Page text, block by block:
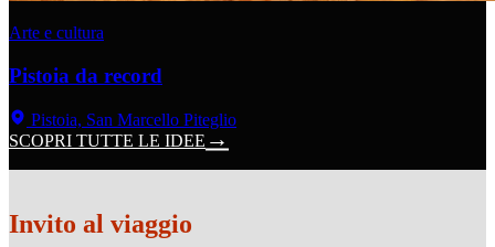
Arte e cultura
Pistoia da record
Pistoia, San Marcello Piteglio
SCOPRI TUTTE LE IDEE
Invito al viaggio